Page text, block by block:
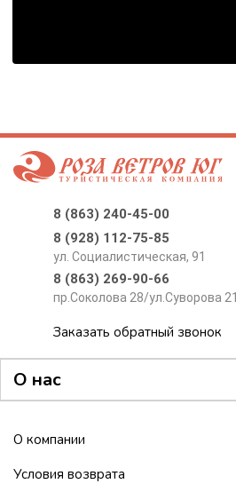
8 (863) 240-45-00
8 (928) 112-75-85
ул. Социалистическая, 91
8 (863) 269-90-66
пр.Соколова 28/ул.Суворова 21
Заказать обратный звонок
О нас
О компании
Условия возврата